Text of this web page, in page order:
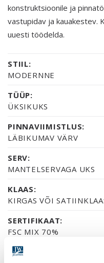
konstruktsioonile ja
vastupidav ja kauakestev.
uuesti töödelda.
STIIL:
MODERNNE
TÜÜP:
ÜKSIKUKS
PINNAVIIMISTLUS:
LÄBIKUMAV VÄRV
SERV:
MANTELSERVAGA UKS
KLAAS:
KIRGAS VÕI
SERTIFIKAAT:
FSC MIX 70%
GARANTII: